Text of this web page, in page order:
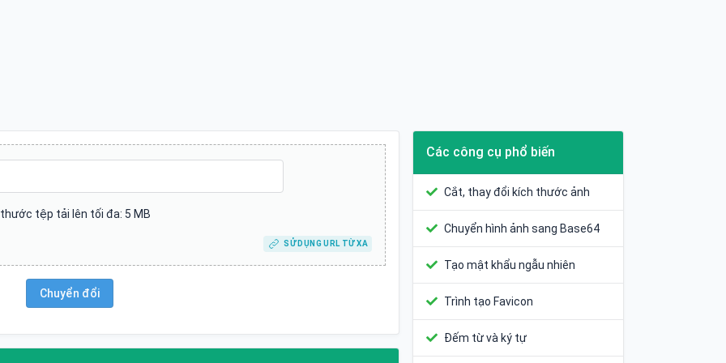
tệp tải lên tối đa: 5 MB
SỬ DỤNG URL TỪ XA
Chuyển đổi
Các công cụ phổ biến
Cắt, thay đổi kích thước ảnh
Chuyển hình ảnh sang Base64
Tạo mật khẩu ngẫu nhiên
Trình tạo Favicon
Đếm từ và ký tự